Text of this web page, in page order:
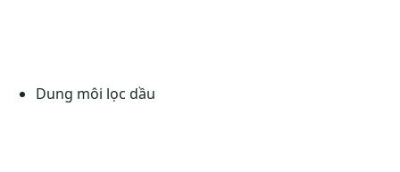
Dung môi lọc dầu